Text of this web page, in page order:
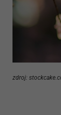
zdroj: